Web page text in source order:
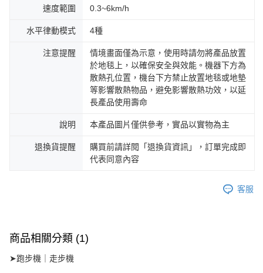
速度範圍 0.3~6km/h
水平律動模式 4種
注意提醒
情境畫面僅為示意，使用時請勿將產品放置
於地毯上，以確保安全與效能。機器下方為
散熱孔位置，機台下方禁止放置地毯或地墊
等影響散熱物品，避免影響散熱功效，以延
長產品使用壽命
說明 本產品圖片僅供參考，實品以實物為主
退換貨提醒
購買前請詳閱「退換貨資訊」，訂單完成即
代表同意內容
客服
商品相關分類 (1)
➤跑步機｜走步機